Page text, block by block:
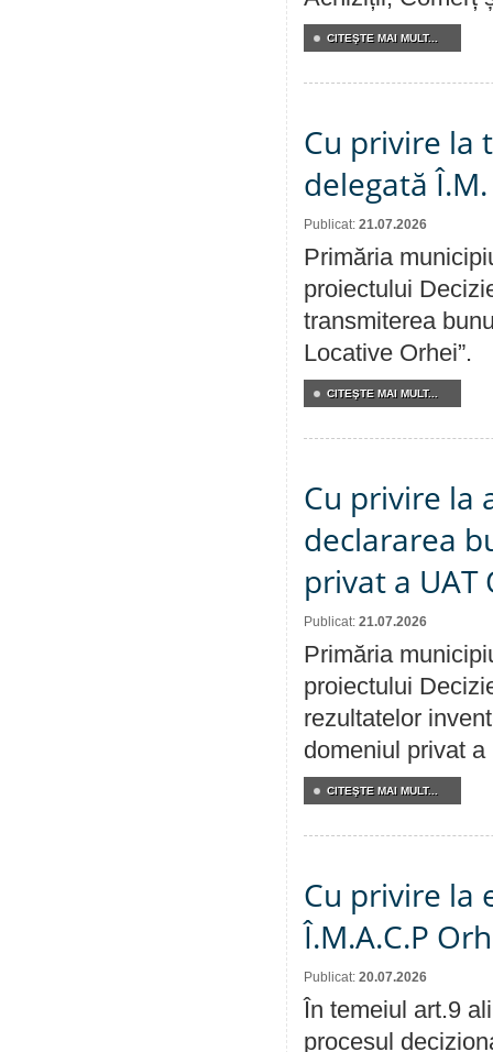
CITEŞTE MAI MULT...
Cu privire la
delegată
Publicat: 21.07.2026
Primăria
proiectului
transmiterea
Locative Orhei”.
CITEŞTE MAI MULT...
Cu privire la
declararea
privat a UAT
Publicat: 21.07.2026
Primăria
proiectului
rezultatelor
domeniul privat a
CITEŞTE MAI MULT...
Cu privire la
Î.M.A.C.P
Publicat: 20.07.2026
În temeiul art.9
procesul